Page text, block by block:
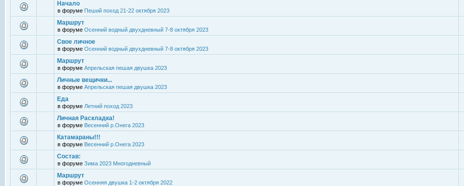
Начало
в форуме Пеший поход 21-22 октября 2023
Маршрут
в форуме Осенний водный двухдневный 7-8 октября 2023
Свое личное
в форуме Осенний водный двухдневный 7-8 октября 2023
Маршрут
в форуме Апрельская пешая двушка 2023
Личные вещички...
в форуме Апрельская пешая двушка 2023
Еда
в форуме Летний поход 2023
Личная Раскладка!
в форуме Весенний р.Онега 2023
Катамараны!!!
в форуме Весенний р.Онега 2023
Состав:
в форуме Зима 2023 Многодневный
Маршрут
в форуме Осенняя двушка 1-2 октября 2022